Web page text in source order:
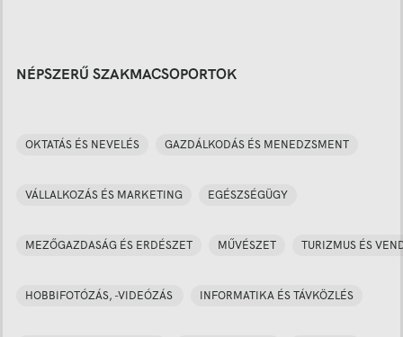
NÉPSZERŰ SZAKMACSOPORTOK
OKTATÁS ÉS NEVELÉS GAZDÁLKODÁS ÉS MENEDZSMENT
VÁLLALKOZÁS ÉS MARKETING EGÉSZSÉGÜGY
MEZŐGAZDASÁG ÉS ERDÉSZET MŰVÉSZET TURIZMUS ÉS
HOBBIFOTÓZÁS, -VIDEÓZÁS INFORMATIKA ÉS TÁVKÖZLÉS